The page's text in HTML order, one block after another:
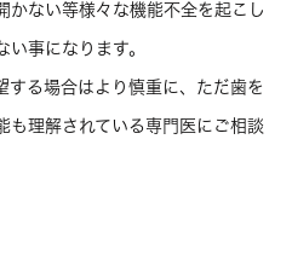
ない等様々な機能不全を起こし
事になります。
する場合はより慎重に、ただ歯を
も理解されている専門医にご相談